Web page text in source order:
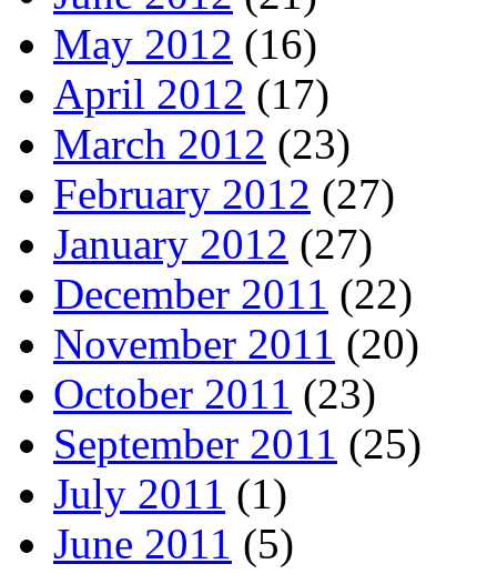
May 2012 (16)
April 2012 (17)
March 2012 (23)
February 2012 (27)
January 2012 (27)
December 2011 (22)
November 2011 (20)
October 2011 (23)
September 2011 (25)
July 2011 (1)
June 2011 (5)